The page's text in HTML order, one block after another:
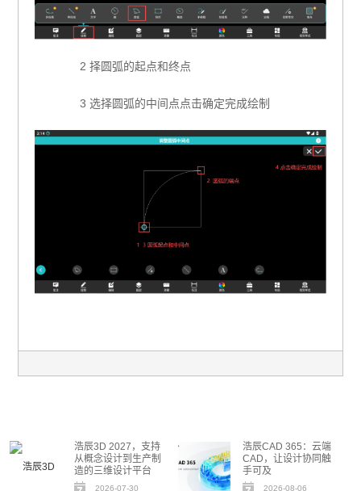
2 择圆弧的起点和终点
3 选择圆弧的中间点点击确定完成绘制
浩辰3D 2027，支持
从概念设计到生产制
造的三维设计平台
2026-07-30
浩辰CAD 365：云端
CAD，让设计协同触
手可及
2026-08-06